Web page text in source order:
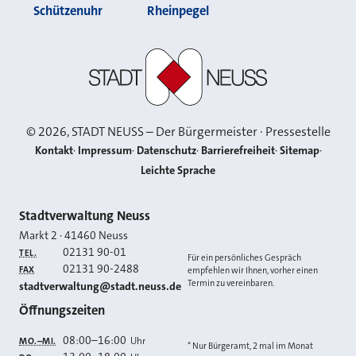
Schützenuhr Rheinpegel
©2026, STADT NEUSS – Der Bürgermeister · Pressestelle
Kontakt Impressum Datenschutz Barrierefreiheit Sitemap
Leichte Sprache
Kontakt
Stadtverwaltung Neuss
Markt 2 ·41460 Neuss
TEL. 02131 90-01
FAX 02131 90-2488
E-MAIL
stadtverwaltung@stadt.neuss.de
Für ein persönliches Gespräch
empfehlen wir Ihnen, vorher einen
Termin zu vereinbaren.
Öffnungszeiten
MO.–MI. 08:00–16:00 Uhr * Nur Bürgeramt, 2 mal im Monat